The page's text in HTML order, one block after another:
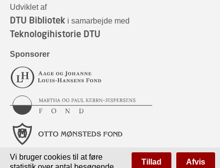
Udviklet af
DTU Bibliotek i samarbejde med
Teknologihistorie DTU
Sponsorer
Vi bruger cookies til at føre
Tillad Afvis